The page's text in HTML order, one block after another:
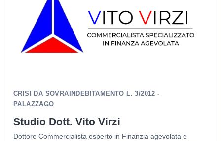
CRISI DA SOVRAINDEBITAMENTO L. 3/2012 -
PALAZZAGO
Studio Dott. Vito Virzi
Dottore Commercialista esperto in Finanzia agevolata e